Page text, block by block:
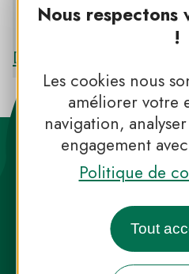
Nous
!
Les cookies nous
améliorer votre
navigation,
engagement
Politique de
Tout
PNR D’ARMORIQUE
Découvrir le PNR
Destination Parcs,
toute